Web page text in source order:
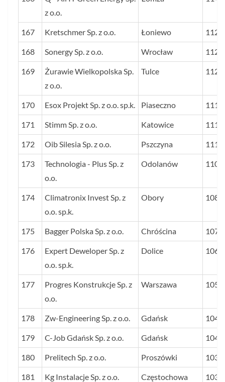
z o.o.
167 Kretschmer Sp. z o.o. Łoniewo 1127
168 Sonergy Sp. z o.o. Wrocław 1126
169
Żurawie Wielkopolska Sp.
z o.o.
Tulce 1124
170 Esox Projekt Sp. z o.o. sp.k. Piaseczno 1119
171 Stimm Sp. z o.o. Katowice 1114
172 Oib Silesia Sp. z o.o. Pszczyna 1114
173
Technologia - Plus Sp. z
o.o.
Odolanów 1105
174
Climatronix Invest Sp. z
o.o. sp.k.
Obory 1089
175 Bagger Polska Sp. z o.o. Chróścina 1079
176
Expert Deweloper Sp. z
o.o. sp.k.
Dolice 1065
177
Progres Konstrukcje Sp. z
o.o.
Warszawa 1051
178 Zw-Engineering Sp. z o.o. Gdańsk 1041
179 C-Job Gdańsk Sp. z o.o. Gdańsk 1040
180 Prelitech Sp. z o.o. Proszówki 1035
181 Kg Instalacje Sp. z o.o. Częstochowa 1034